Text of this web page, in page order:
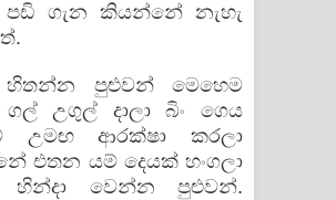
ගැන කියන්නේ නැහැ
හිතන්න පුළුවන් මෙහෙම
ගල් උගුල් දාලා බිං ගෙය
උමඟ ආරක්ෂා කරලා
එතන යම් දෙයක් හංගලා
හින්දා වෙන්න පුළුවන්.